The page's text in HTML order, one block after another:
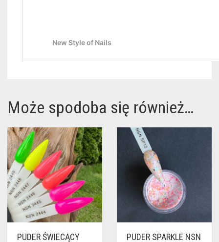
Może spodoba się również…
PUDER ŚWIECĄCY
PUDER SPARKLE NSN